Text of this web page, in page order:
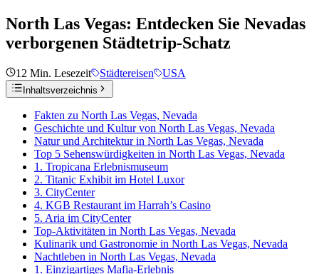
North Las Vegas: Entdecken Sie Nevadas
verborgenen Städtetrip-Schatz
12 Min. Lesezeit Städtereisen USA
Inhaltsverzeichnis
Fakten zu North Las Vegas, Nevada
Geschichte und Kultur von North Las Vegas, Nevada
Natur und Architektur in North Las Vegas, Nevada
Top 5 Sehenswürdigkeiten in North Las Vegas, Nevada
1. Tropicana Erlebnismuseum
2. Titanic Exhibit im Hotel Luxor
3. CityCenter
4. KGB Restaurant im Harrah’s Casino
5. Aria im CityCenter
Top-Aktivitäten in North Las Vegas, Nevada
Kulinarik und Gastronomie in North Las Vegas, Nevada
Nachtleben in North Las Vegas, Nevada
1. Einzigartiges Mafia-Erlebnis